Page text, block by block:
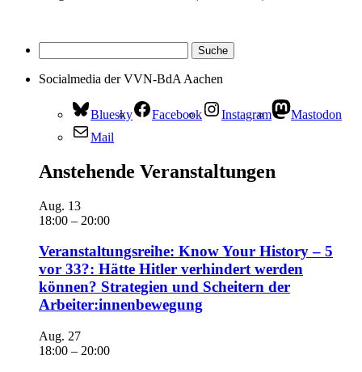
Socialmedia der VVN-BdA Aachen
Bluesky Facebook Instagram
Mastodon
Mail
Anstehende Veranstaltungen
Aug. 13
18:00 – 20:00
Veranstaltungsreihe: Know Your History – 5
vor 33?: Hätte Hitler verhindert werden
können? Strategien und Scheitern der
Arbeiter:innenbewegung
Aug. 27
18:00 – 20:00